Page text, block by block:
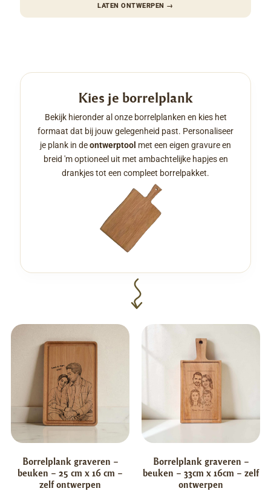
LATEN ONTWERPEN →
Kies je borrelplank
Bekijk hieronder al onze borrelplanken en kies het
formaat dat bij jouw gelegenheid past. Personaliseer
je plank in deontwerptool met een eigen gravure en
breid 'm optioneel uit met ambachtelijke hapjes en
drankjes tot een compleet borrelpakket.
Borrelplank graveren –
beuken – 25 cm x 16 cm –
zelf ontwerpen
Borrelplank graveren –
beuken – 33cm x 16cm – zelf
ontwerpen